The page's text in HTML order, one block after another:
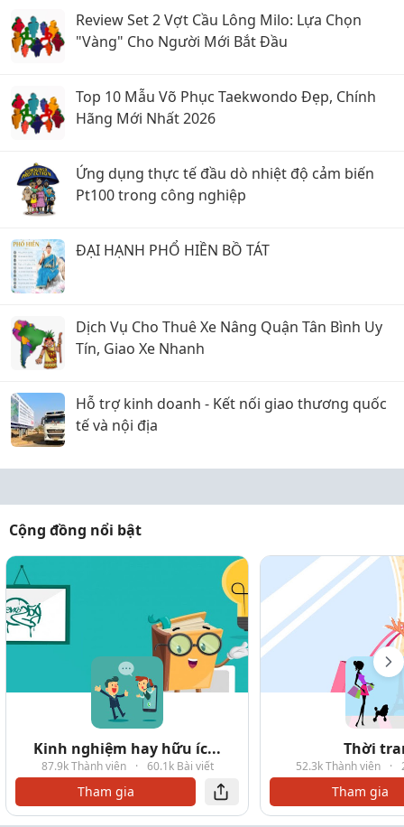
Review Set 2 Vợt Cầu Lông Milo: Lựa Chọn
"Vàng" Cho Người Mới Bắt Đầu
Top 10 Mẫu Võ Phục Taekwondo Đẹp, Chính
Hãng Mới Nhất 2026
Ứng dụng thực tế đầu dò nhiệt độ cảm biến
Pt100 trong công nghiệp
ĐẠI HẠNH PHỔ HIỀN BỒ TÁT
Dịch Vụ Cho Thuê Xe Nâng Quận Tân Bình Uy
Tín, Giao Xe Nhanh
Hỗ trợ kinh doanh - Kết nối giao thương quốc
tế và nội địa
Cộng đồng nổi bật
Kinh nghiệm hay hữu íc...
87.9k Thành viên · 60.1k Bài viết
Tham gia
Thời
52.3k Thành viên ·
Tham gia